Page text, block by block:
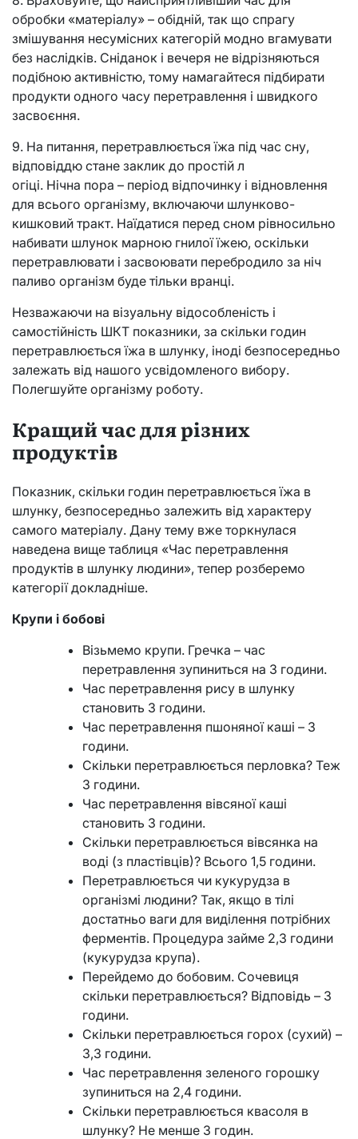
обробки «матеріалу» – обідній, так що спрагу
змішування несумісних категорій модно вгамувати
без наслідків. Сніданок і вечеря не відрізняються
подібною активністю, тому намагайтеся підбирати
продукти одного часу перетравлення і швидкого
засвоєння.
9. На питання, перетравлюється їжа під час сну,
відповіддю стане заклик до простій л
огіці. Нічна пора – період відпочинку і відновлення
для всього організму, включаючи шлунково-
кишковий тракт. Наїдатися перед сном рівносильно
набивати шлунок марною гнилої їжею, оскільки
перетравлювати і засвоювати перебродило за ніч
паливо організм буде тільки вранці.
Незважаючи на візуальну відособленість і
самостійність ШКТ показники, за скільки годин
перетравлюється їжа в шлунку, іноді безпосередньо
залежать від нашого усвідомленого вибору.
Полегшуйте організму роботу.
Кращий час для різних
продуктів
Показник, скільки годин перетравлюється їжа в
шлунку, безпосередньо залежить від характеру
самого матеріалу. Дану тему вже торкнулася
наведена вище таблиця «Час перетравлення
продуктів в шлунку людини», тепер розберемо
категорії докладніше.
Крупи і бобові
Візьмемо крупи. Гречка – час
перетравлення зупиниться на 3 години.
Час перетравлення рису в шлунку
становить 3 години.
Час перетравлення пшоняної каші – 3
години.
Скільки перетравлюється перловка? Теж
3 години.
Час перетравлення вівсяної каші
становить 3 години.
Скільки перетравлюється вівсянка на
воді (з пластівців)? Всього 1,5 години.
Перетравлюється чи кукурудза в
організмі людини? Так, якщо в тілі
достатньо ваги для виділення потрібних
ферментів. Процедура займе 2,3 години
(кукурудза крупа).
Перейдемо до бобовим. Сочевиця
скільки перетравлюється? Відповідь – 3
години.
Скільки перетравлюється горох (сухий) –
3,3 години.
Час перетравлення зеленого горошку
зупиниться на 2,4 години.
Скільки перетравлюється квасоля в
шлунку? Не менше 3 годин.